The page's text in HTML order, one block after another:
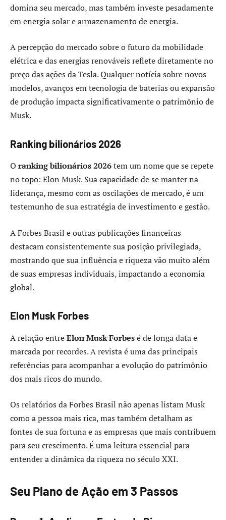
domina seu mercado, mas também investe pesadamente
em energia solar e armazenamento de energia.
A percepção do mercado sobre o futuro da mobilidade
elétrica e das energias renováveis reflete diretamente no
preço das ações da Tesla. Qualquer notícia sobre novos
modelos, avanços em tecnologia de baterias ou expansão
de produção impacta significativamente o patrimônio de
Musk.
Ranking bilionários 2026
O ranking bilionários 2026tem um nome que se repete
no topo: Elon Musk. Sua capacidade de se manter na
liderança, mesmo com as oscilações de mercado, é um
testemunho de sua estratégia de investimento e gestão.
A Forbes Brasil e outras publicações financeiras
destacam consistentemente sua posição privilegiada,
mostrando que sua influência e riqueza vão muito além
de suas empresas individuais, impactando a economia
global.
Elon Musk Forbes
A relação entreElon Musk Forbesé de longa data e
marcada por recordes. A revista é uma das principais
referências para acompanhar a evolução do patrimônio
dos mais ricos do mundo.
Os relatórios da Forbes Brasil não apenas listam Musk
como a pessoa mais rica, mas também detalham as
fontes de sua fortuna e as empresas que mais contribuem
para seu crescimento. É uma leitura essencial para
entender a dinâmica da riqueza no século XXI.
Seu Plano de Ação em 3 Passos